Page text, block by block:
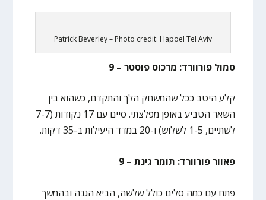
Patrick Beverley – Photo credit: Hapoel Tel Aviv
סמול פורוורד: מרכוס פוסטר – 9
קלע היטב ככל שהמשחק הלך והתקדם, כשהוא בין
השאר הטביע באופן מפלצתי. סיים עם 17 נקודות (7-7
לשתיים, 1-5 לשלוש) ו-20 במדד היעילות ב-35 דקות.
פאוור פורוורד: תומר גינת – 9
פתח עם כמה סלים כולל שלשה, הביא הגנה ובהמשך